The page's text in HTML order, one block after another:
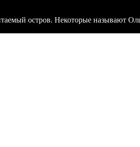
остров. Некоторые называют